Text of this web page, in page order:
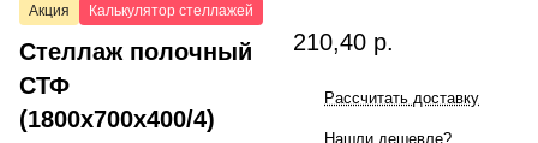
Акция Калькулятор стеллажей
Стеллаж полочный
СТФ
(1800x700x400/4)
210,40 р.
Рассчитать доставку
Нашли дешевле?